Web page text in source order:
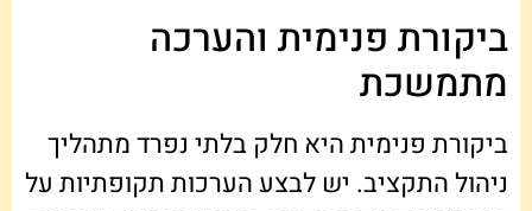
ביקורת פנימית והערכה
מתמשכת
ביקורת פנימית היא חלק בלתי נפרד מתהליך
ניהול התקציב. יש לבצע הערכות תקופתיות על